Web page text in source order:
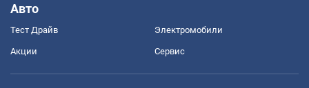
Авто
Тест Драйв Электромобили
Акции Сервис